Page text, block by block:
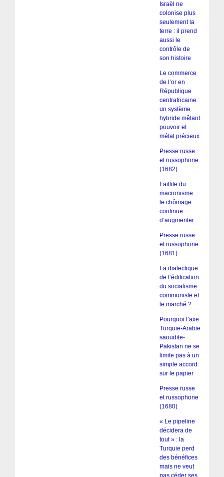
Israël ne
colonise plus
seulement la
terre : il prend
aussi le
contrôle de
son histoire
Le commerce
de l’or en
République
centrafricaine :
un système
hybride mêlant
pouvoir et
métal précieux
Presse russe
et russophone
(1682)
Faillite du
macronisme :
le chômage
continue
d’augmenter
Presse russe
et russophone
(1681)
La dialectique
de l’édification
du socialisme
communiste et
le marché ?
Pourquoi l’axe
Turquie-Arabie
saoudite-
Pakistan ne se
limite pas à un
simple accord
sur le papier
Presse russe
et russophone
(1680)
« Le pipeline
décidera de
tout » : la
Turquie perd
des bénéfices
mais ne veut